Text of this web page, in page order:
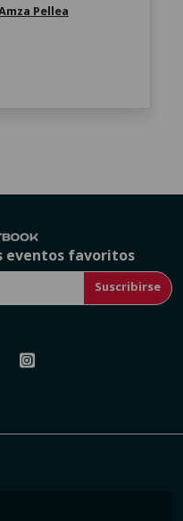
Pellea
eventos favoritos
Suscribirse